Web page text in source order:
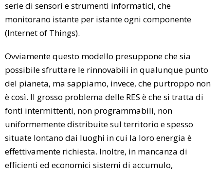
serie di sensori e strumenti informatici, che
monitorano istante per istante ogni componente
(Internet of Things).
Ovviamente questo modello presuppone che sia
possibile sfruttare le rinnovabili in qualunque punto
del pianeta, ma sappiamo, invece, che purtroppo non
è così. Il grosso problema delle RES è che si tratta di
fonti intermittenti, non programmabili, non
uniformemente distribuite sul territorio e spesso
situate lontano dai luoghi in cui la loro energia è
effettivamente richiesta. Inoltre, in mancanza di
efficienti ed economici sistemi di accumulo,